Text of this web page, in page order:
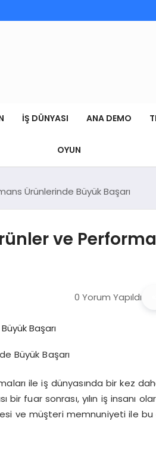
İŞ DÜNYASI ANA DEMO
OYUN
Ürünlerinde Büyük Başarı
ve
0 Yorum Yapıldı
Büyük Başarı
ile iş dünyasında bir kez
fuar sonrası, yılın iş insanı
ve müşteri memnuniyeti ile bu